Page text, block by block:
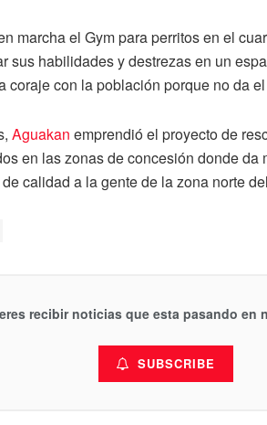
marcha el Gym para perritos en el
sus habilidades y destrezas en un
coraje con la población porque no da
Aguakan emprendió el proyecto de
en las zonas de concesión donde da
calidad a la gente de la zona norte
recibir noticias que esta pasando en
SUBSCRIBE